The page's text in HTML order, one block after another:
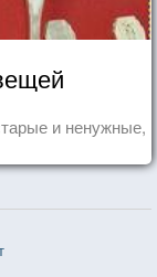
и ненужные,